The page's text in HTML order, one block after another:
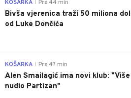
KOŠARKA Pre 44 min
Bivša vjerenica traži 50 miliona
od Luke Dončića
KOŠARKA Pre 47 min
Alen Smailagić ima novi klub:
nudio Partizan"